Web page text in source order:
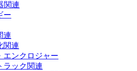
関連
ー
連
関連
エンクロジャー
ラック関連